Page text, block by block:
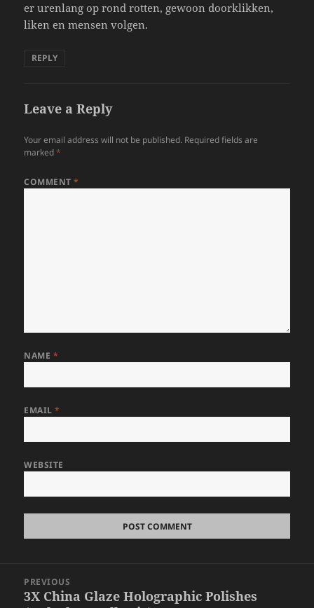
er urenlang op rond rotten, gewoon doorklikken,
liken en mensen volgen.
REPLY
Leave a Reply
Your email address will not be published. Required fields are
marked*
COMMENT*
NAME *
EMAIL*
WEBSITE
navigation
PREVIOUS
Previous
3X China Glaze Holographic Polishes